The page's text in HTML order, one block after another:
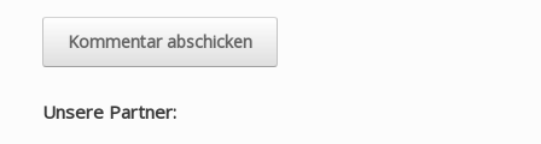
Unsere Partner: